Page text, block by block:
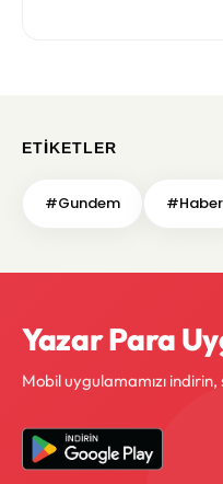
ETIKETLER
#Gundem #Haber
Yazar Para
Mobil uygulamamızı